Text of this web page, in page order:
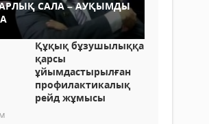
САЛА – АУҚЫМДЫ
Құқық бұзушылыққа
қарсы
ұйымдастырылған
профилактикалық
рейд жұмысы